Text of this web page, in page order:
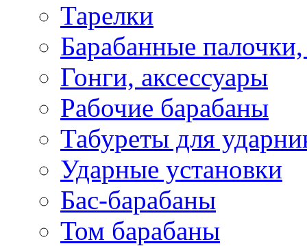
Тарелки
Барабанные палочки,
Гонги, аксессуары
Рабочие барабаны
Табуреты для
Ударные установки
Бас-барабаны
Том барабаны